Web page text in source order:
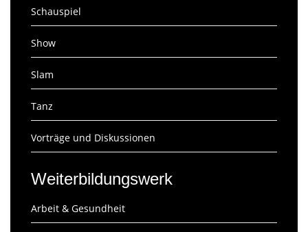
Schauspiel
Show
Slam
Tanz
Vorträge und Diskussionen
Weiterbildungswerk
Arbeit & Gesundheit